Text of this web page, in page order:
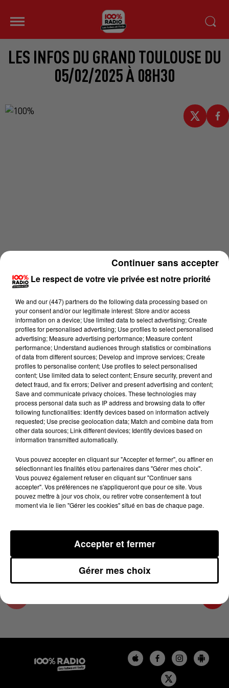
LES INFOS DU GRAND TOULOUSE DU
05/02/2025 À 08H30
Lecture (4 min 21 sec)
100%
100% Radio les infos du grand Toulouse
5 février 2025 - 4 min 21 sec
LES INFOS DU GRAND TOULOUSE DU
05/02/2025 À 08H30
Podcasts infos du grand Toulouse
Le respect de votre vie privée est notre priorité
We and our (447) partnersdo the following data processing based on
your consent and/or our legitimate interest: Store and/or access
information on a device; Use limited data to select advertising; Create
profiles for personalised advertising; Use profiles to select personalised
advertising; Measure advertising performance; Measure content
performance; Understand audiences through statistics or combinations
of data from different sources; Develop and improve services; Create
profiles to personalise content; Use profiles to select personalised
content; Use limited data to select content; Ensure security, prevent and
detect fraud, and fix errors; Deliver and present advertising and content;
Save and communicate privacy choices. These technologies may
process personal data such as IP address and browsing data to offer
following functionalities: Identify devices based on information actively
requested; Use precise geolocation data; Match and combine data from
other data sources; Link different devices; Identify devices based on
information transmitted automatically.
Vous pouvez accepter en cliquant sur "Accepter et fermer", ou affiner en
sélectionnant les finalités et/ou partenaires dans "Gérer mes choix".
Vous pouvez également refuser en cliquant sur "Continuer sans
accepter". Vos préférences ne s'appliqueront que pour ce site. Vous
pouvez mettre à jour vos choix, ou retirer votre consentement à tout
moment via le lien "Gérer les cookies" situé en bas de chaque page.
Gérer mes choix
Accepter et fermer
Continuer sans accepter